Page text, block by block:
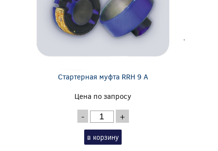
Стартерная муфта RRH 9 A
Цена по запросу
- +
в корзину